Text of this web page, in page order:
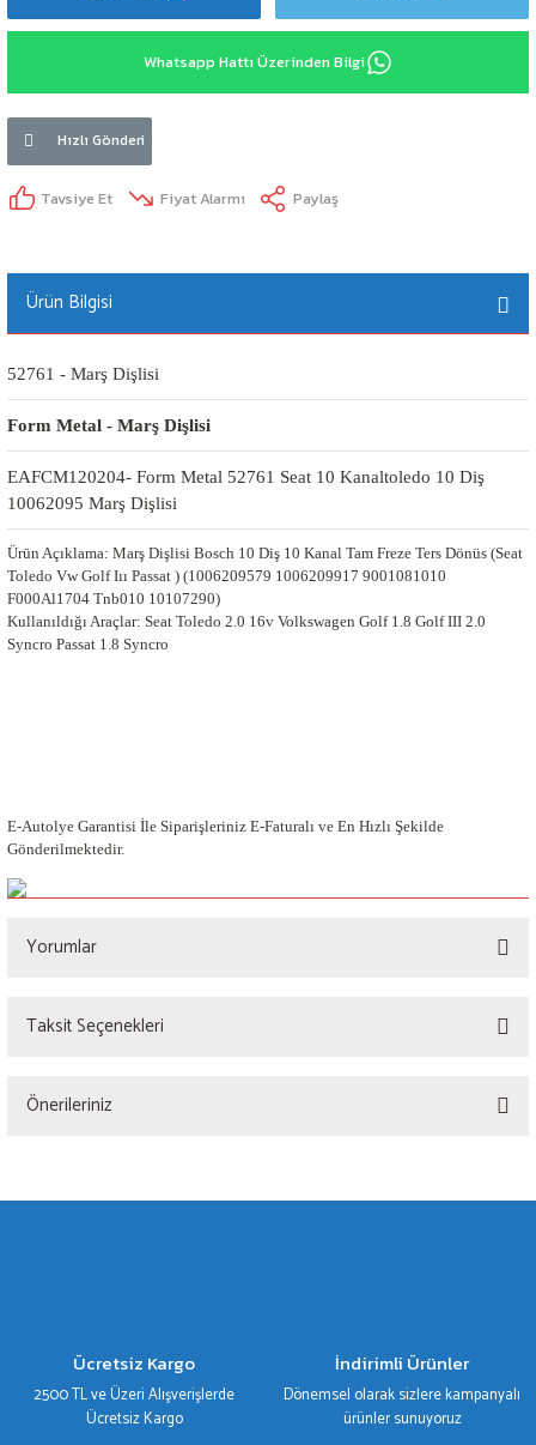
Whatsapp Hattı Üzerinden Bilgi
Hızlı Gönderi
Tavsiye Et Fiyat Alarmı Paylaş
Ürün Bilgisi
52761 - Marş Dişlisi
Form Metal - Marş Dişlisi
EAFCM120204- Form Metal 52761 Seat 10 Kanaltoledo 10 Diş
10062095 Marş Dişlisi
Ürün Açıklama: Marş Dişlisi Bosch 10 Diş 10 Kanal Tam Freze Ters Dönüs (Seat
Toledo Vw Golf Iıı Passat ) (1006209579 1006209917 9001081010
F000Al1704 Tnb010 10107290)
Kullanıldığı Araçlar: Seat Toledo 2.0 16v Volkswagen Golf 1.8 Golf III 2.0
Syncro Passat 1.8 Syncro
E-Autolye Garantisi İle Siparişleriniz E-Faturalı ve En Hızlı Şekilde
Gönderilmektedir.
Yorumlar
Taksit Seçenekleri
Önerileriniz
gördüğünüz noktaları öneri formunu kullanarak tarafımıza iletebilirsiniz.
Ürün fiyatı diğer sitelerden daha pahalı.
Bu ürüne benzer farklı alternatifler olmalı.
Ücretsiz Kargo
2500 TL ve Üzeri Alışverişlerde
Ücretsiz Kargo
İndirimli Ürünler
Dönemsel olarak sizlere kampanyalı
ürünler sunuyoruz